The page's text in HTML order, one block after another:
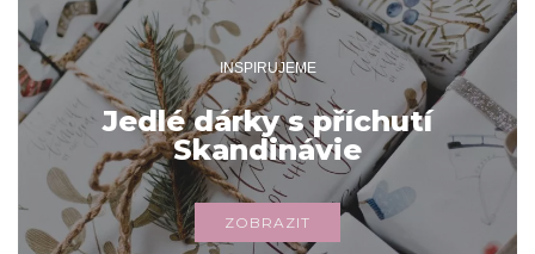
INSPIRUJEME
Jedlé dárky s příchutí
Skandinávie
ZOBRAZIT